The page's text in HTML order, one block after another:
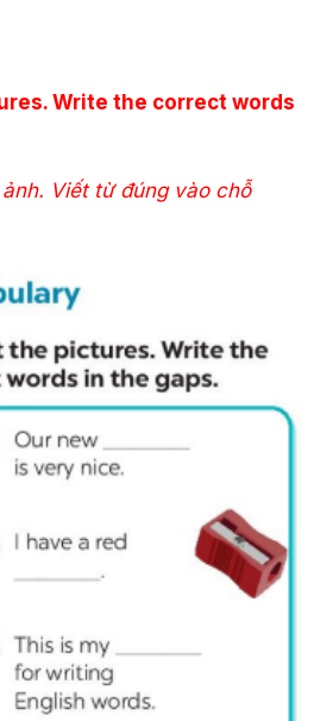
Write the correct words
Viết từ đúng vào chỗ